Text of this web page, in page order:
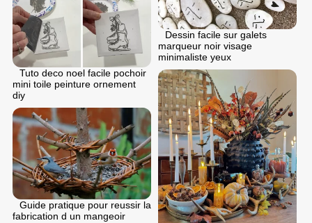
Tuto deco noel facile pochoir
mini toile peinture ornement
diy
Dessin facile sur galets
marqueur noir visage
minimaliste yeux
Guide pratique pour reussir la
fabrication d un mangeoir